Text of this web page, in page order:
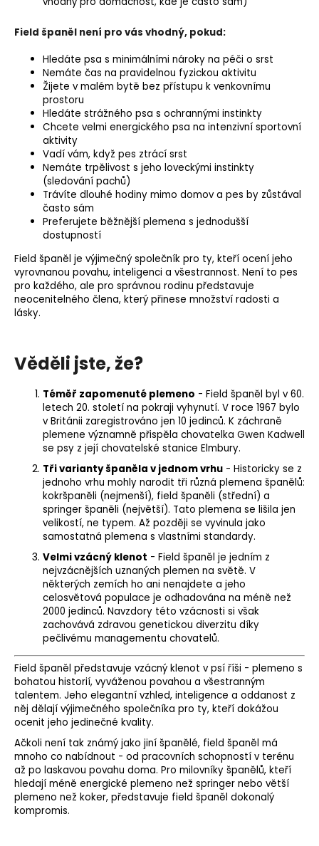
Field španěl není pro vás vhodný, pokud:
Hledáte psa s minimálními nároky na péči o srst
Nemáte čas na pravidelnou fyzickou aktivitu
Žijete v malém bytě bez přístupu k venkovnímu
prostoru
Hledáte strážného psa s ochrannými instinkty
Chcete velmi energického psa na intenzivní sportovní
aktivity
Vadí vám, když pes ztrácí srst
Nemáte trpělivost s jeho loveckými instinkty
(sledování pachů)
Trávíte dlouhé hodiny mimo domov a pes by zůstával
často sám
Preferujete běžnější plemena s jednodušší
dostupností
Field španěl je výjimečný společník pro ty, kteří ocení jeho
vyrovnanou povahu, inteligenci a všestrannost. Není to pes
pro každého, ale pro správnou rodinu představuje
neocenitelného člena, který přinese množství radosti a
lásky.
Věděli jste, že?
Téměř zapomenuté plemeno - Field španěl byl v 60.
letech 20. století na pokraji vyhynutí. V roce 1967 bylo
v Británii zaregistrováno jen 10 jedinců. K záchraně
plemene významně přispěla chovatelka Gwen Kadwell
se psy z její chovatelské stanice Elmbury.
Tři varianty španěla v jednom vrhu - Historicky se z
jednoho vrhu mohly narodit tři různá plemena španělů:
kokršpaněli (nejmenší), field španěli (střední) a
springer španěli (největší). Tato plemena se lišila jen
velikostí, ne typem. Až později se vyvinula jako
samostatná plemena s vlastními standardy.
Velmi vzácný klenot - Field španěl je jedním z
nejvzácnějších uznaných plemen na světě. V
některých zemích ho ani nenajdete a jeho
celosvětová populace je odhadována na méně než
2000 jedinců. Navzdory této vzácnosti si však
zachovává zdravou genetickou diverzitu díky
pečlivému managementu chovatelů.
Field španěl představuje vzácný klenot v psí říši - plemeno s
bohatou historií, vyváženou povahou a všestranným
talentem. Jeho elegantní vzhled, inteligence a oddanost z
něj dělají výjimečného společníka pro ty, kteří dokážou
ocenit jeho jedinečné kvality.
Ačkoli není tak známý jako jiní španělé, field španěl má
mnoho co nabídnout - od pracovních schopností v terénu
až po laskavou povahu doma. Pro milovníky španělů, kteří
hledají méně energické plemeno než springer nebo větší
plemeno než koker, představuje field španěl dokonalý
kompromis.